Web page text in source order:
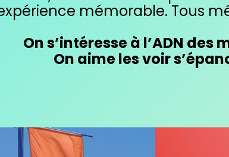
mémorable. Tous
On s’intéresse à l’ADN des
On aime les voir